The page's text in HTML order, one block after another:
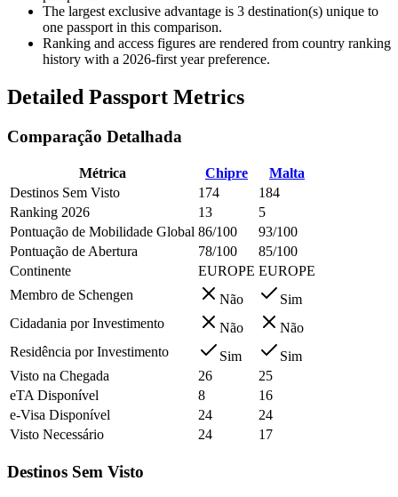
The largest exclusive advantage is 3 destination(s) unique to
one passport in this comparison.
Ranking and access figures are rendered from country ranking
history with a 2026-first year preference.
Detailed Passport Metrics
Comparação Detalhada
Métrica Chipre
Malta
Destinos Sem Visto
174
184
Ranking 2026
13
5
Pontuação de Mobilidade Global 86/100
93/100
Pontuação de Abertura
78/100
85/100
Continente
EUROPE EUROPE
Membro de Schengen
Não
Sim
Cidadania por Investimento
Não
Não
Residência por Investimento
Sim
Sim
Visto na Chegada
26
25
eTA Disponível
8
16
e-Visa Disponível
24
24
Visto Necessário
24 17
Destinos Sem Visto